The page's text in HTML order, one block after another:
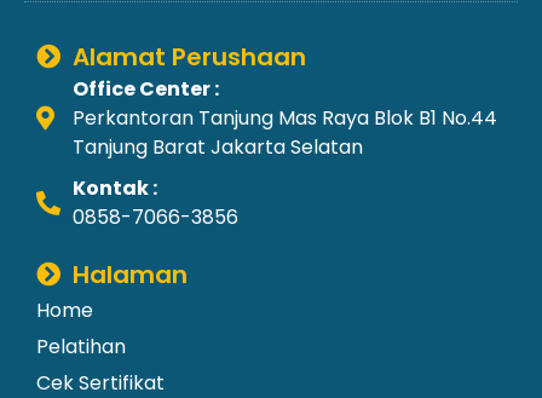
Alamat Perushaan
Office Center :
Perkantoran Tanjung Mas Raya Blok B1 No.44
Tanjung Barat Jakarta Selatan
Kontak :
0858-7066-3856
Halaman
Home
Pelatihan
Cek Sertifikat